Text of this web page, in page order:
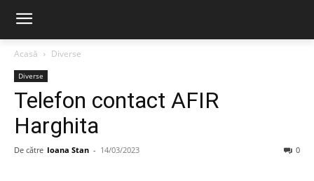
Acasă Diverse
Diverse
Telefon contact AFIR
Harghita
De către Ioana Stan - 14/03/2023 0